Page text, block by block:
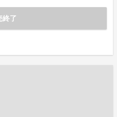
終了